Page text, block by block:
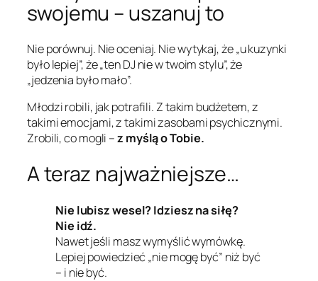
swojemu – uszanuj to
Nie porównuj. Nie oceniaj. Nie wytykaj, że „u kuzynki
było lepiej”, że „ten DJ nie w twoim stylu”, że
„jedzenia było mało”.
Młodzi robili, jak potrafili. Z takim budżetem, z
takimi emocjami, z takimi zasobami psychicznymi.
Zrobili, co mogli –z myślą o Tobie.
A teraz najważniejsze…
Nie lubisz wesel? Idziesz na siłę?
Nie idź.
Nawet jeśli masz wymyślić wymówkę.
Lepiej powiedzieć „nie mogę być” niż być
– i nie być.